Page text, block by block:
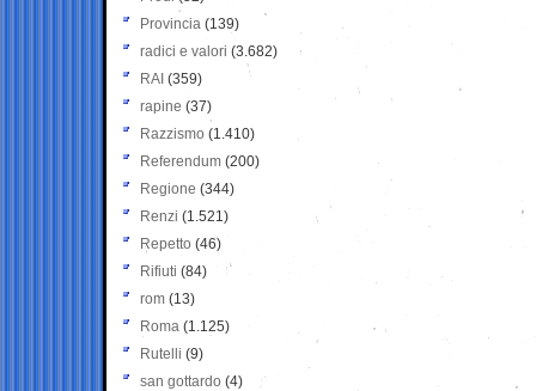
Provincia (139)
radici e valori (3.682)
RAI (359)
rapine (37)
Razzismo (1.410)
Referendum (200)
Regione (344)
Renzi (1.521)
Repetto (46)
Rifiuti (84)
rom (13)
Roma (1.125)
Rutelli (9)
san gottardo (4)